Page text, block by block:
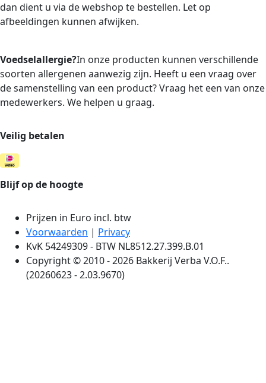
dan dient u via de webshop te bestellen. Let op
afbeeldingen kunnen afwijken.
Voedselallergie?In onze producten kunnen verschillende
soorten allergenen aanwezig zijn. Heeft u een vraag over
de samenstelling van een product? Vraag het een van onze
medewerkers. We helpen u graag.
Veilig betalen
Blijf op de hoogte
Prijzen in Euro incl. btw
Voorwaarden | Privacy
KvK 54249309 - BTW NL8512.27.399.B.01
Copyright © 2010 - 2026 Bakkerij Verba V.O.F..
(20260623 - 2.03.9670)